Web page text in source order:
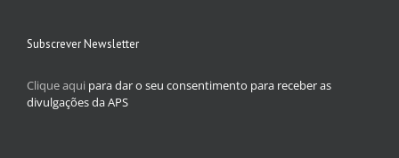
Subscrever Newsletter
Clique aqui para dar o seu consentimento para receber as
divulgações da APS